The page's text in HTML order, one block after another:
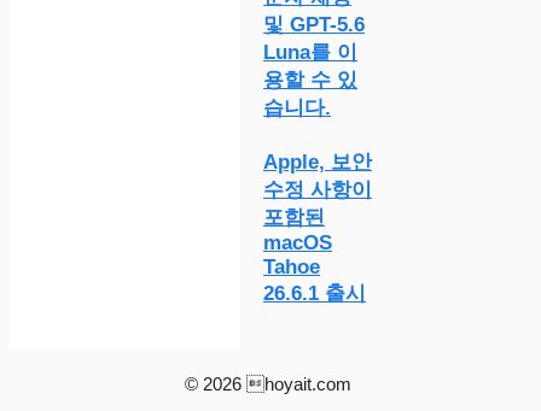
및 GPT-5.6
Luna를 이
용할 수 있
습니다.
Apple, 보안
수정 사항이
포함된
macOS
Tahoe
26.6.1 출시
© 2026 hoyait.com